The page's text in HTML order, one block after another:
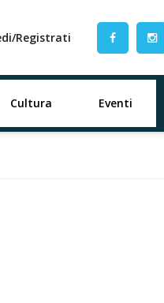
Registrati
Cultura Eventi